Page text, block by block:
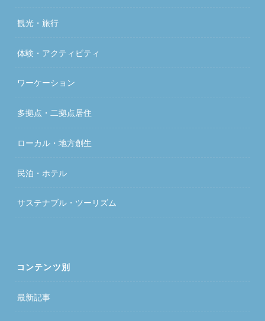
観光・旅行
体験・アクティビティ
ワーケーション
多拠点・二拠点居住
ローカル・地方創生
民泊・ホテル
サステナブル・ツーリズム
コンテンツ別
最新記事